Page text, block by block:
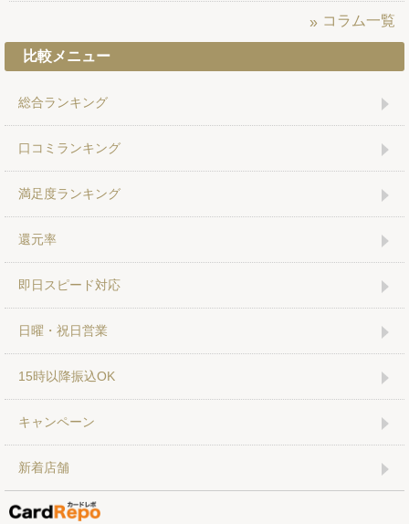
コラム一覧
比較メニュー
総合ランキング
口コミランキング
満足度ランキング
還元率
即日スピード対応
日曜・祝日営業
15時以降振込OK
キャンペーン
新着店舗